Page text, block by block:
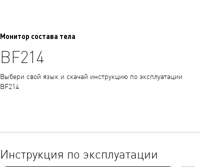
Монитор состава тела
BF214
Выбери свой язык и скачай инструкцию по эксплуатации
BF214
Инструкция по эксплуатации